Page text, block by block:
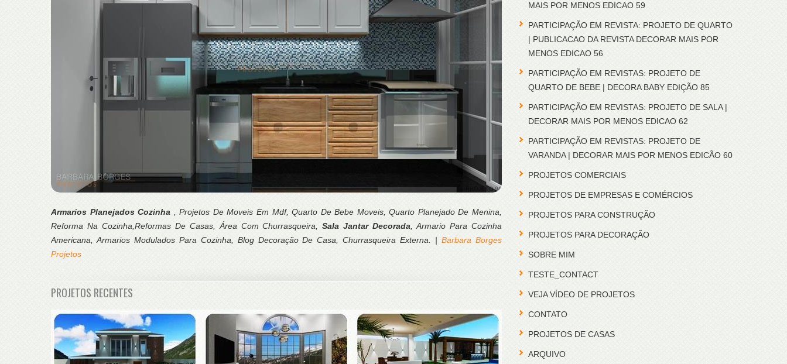
Armarios Planejados Cozinha , Projetos De Moveis Em Mdf, Quarto De Bebe Moveis, Quarto Planejado De Menina,
Reforma Na Cozinha,Reformas De Casas, Área Com Churrasqueira,Sala Jantar Decorada , Armario Para Cozinha
Americana, Armarios Modulados Para Cozinha, Blog Decoração De Casa, Churrasqueira Externa. |Barbara Borges
Projetos
PROJETOS RECENTES
MAIS POR MENOS EDICAO 59
PARTICIPAÇÃO EM REVISTA: PROJETO DE QUARTO
| PUBLICACAO DA REVISTA DECORAR MAIS POR
MENOS EDICAO 56
PARTICIPAÇÃO EM REVISTAS: PROJETO DE
QUARTO DE BEBE | DECORA BABY EDIÇÃO 85
PARTICIPAÇÃO EM REVISTAS: PROJETO DE SALA |
DECORAR MAIS POR MENOS EDICAO 62
PARTICIPAÇÃO EM REVISTAS: PROJETO DE
VARANDA | DECORAR MAIS POR MENOS EDICÃO 60
PROJETOS COMERCIAIS
PROJETOS DE EMPRESAS E COMÉRCIOS
PROJETOS PARA CONSTRUÇÃO
PROJETOS PARA DECORAÇÃO
SOBRE MIM
TESTE_CONTACT
VEJA VÍDEO DE PROJETOS
CONTATO
PROJETOS DE CASAS
ARQUIVO